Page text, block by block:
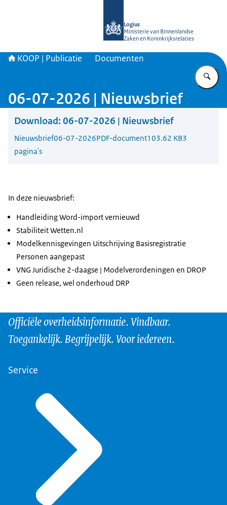
Logius
Ministerie van Binnenlandse
Zaken en Koninkrijksrelaties
KOOP | Publicatie Documenten
06-07-2026 | Nieuwsbrief
Download: 06-07-2026 | Nieuwsbrief
Nieuwsbrief06-07-2026PDF-document103.62 KB3
pagina's
In deze nieuwsbrief:
Handleiding Word-import vernieuwd
Stabiliteit Wetten.nl
Modelkennisgevingen Uitschrijving Basisregistratie
Personen aangepast
VNG Juridische 2-daagse | Modelverordeningen en DROP
Geen release, wel onderhoud DRP
Officiële overheidsinformatie. Vindbaar.
Toegankelijk. Begrijpelijk. Voor iedereen.
Service